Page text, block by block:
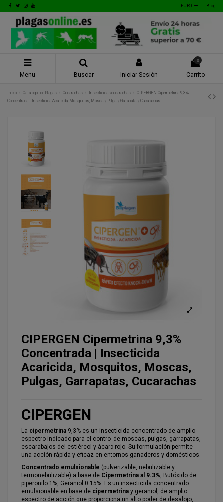
EUR € Blog
Menu Buscar Iniciar Sesión
0
Carrito
Inicio Catálogo por Plagas Cucarachas Insecticidas cucarachas
CIPERGEN Cipermetrina 9,3%
Concentrada | Insecticida Acaricida, Mosquitos, Moscas, Pulgas, Garrapatas, Cucarachas
CIPERGEN Cipermetrina 9,3%
Concentrada | Insecticida
Acaricida, Mosquitos, Moscas,
Pulgas, Garrapatas, Cucarachas
CIPERGEN
La cipermetrina 9,3% es un insecticida concentrado de amplio
espectro indicado para el control de moscas, pulgas, garrapatas,
escarabajos del estiércol y ácaro rojo. Su formulación permite
una acción rápida y eficaz en entornos ganaderos y domésticos.
Concentrado emulsionable (pulverizable, nebulizable y
termonebulizable) a base de Cipermetrina al 9.3%, Butóxido de
piperonilo 1%, Geraniol 0.15%. Es un insecticida concentrado
emulsionable en base de cipermetrina y geraniol, de amplio
espectro de acción que proporciona un alto poder de desalojo,